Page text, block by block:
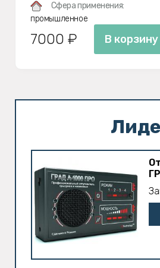
Сфера применения:
промышленное
7000 ₽ В корзину